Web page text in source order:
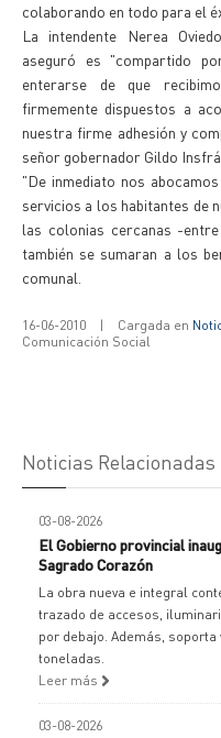
colaborando en todo para el
La intendente Nerea
aseguró es "compartido
enterarse de que
firmemente dispuestos a
nuestra firme adhesión y
señor gobernador Gildo
"De inmediato nos
servicios a los habitantes de
las colonias cercanas -
también se sumaran a los
comunal.
16-06-2010 | Cargada en
Comunicación Social
Noticias Relacionadas
03-08-2026
El Gobierno provincial
Sagrado Corazón
La obra nueva e integral
trazado de accesos,
por debajo. Además,
toneladas.
Leer más
03-08-2026